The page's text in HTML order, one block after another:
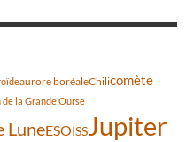
aurore boréaleChilicomète
la Grande Ourse
LuneESOISSJupiter